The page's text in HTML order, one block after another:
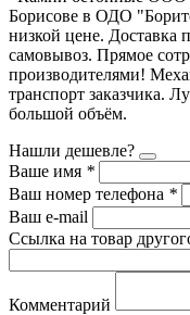
Борисове в ОДО
низкой цене. Доставка
самовывоз. Прямое
производителями!
транспорт заказчика.
большой объём.
Нашли дешевле?
Ваше имя *
Ваш номер телефона *
Ваш e-mail
Ссылка на товар
Комментарий